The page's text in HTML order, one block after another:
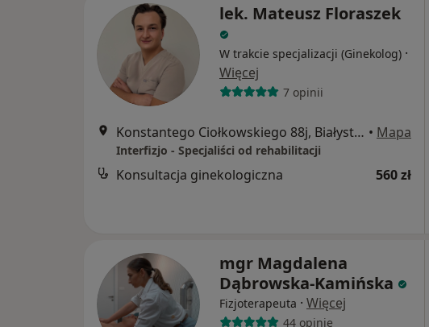
lek. Mateusz Floraszek
W trakcie specjalizacji (Ginekolog) ·
Więcej
7 opinii
Konstantego Ciołkowskiego 88j, Białystok • Mapa
Interfizjo - Specjaliści od rehabilitacji
Konsultacja ginekologiczna 560 zł
mgr Magdalena
Dąbrowska-Kamińska
Fizjoterapeuta · Więcej
44 opinie